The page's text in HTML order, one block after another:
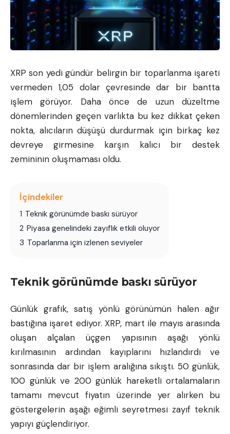
XRP son yedi gündür belirgin bir toparlanma işareti
vermeden 1,05 dolar çevresinde dar bir bantta
işlem görüyor. Daha önce de uzun düzeltme
dönemlerinden geçen varlıkta bu kez dikkat çeken
nokta, alıcıların düşüşü durdurmak için birkaç kez
devreye girmesine karşın kalıcı bir destek
zemininin oluşmaması oldu.
İçindekiler
1 Teknik görünümde baskı sürüyor
2 Piyasa genelindeki zayıflık etkili oluyor
3 Toparlanma için izlenen seviyeler
Teknik görünümde baskı sürüyor
Günlük grafik, satış yönlü görünümün halen ağır
bastığına işaret ediyor. XRP, mart ile mayıs arasında
oluşan alçalan üçgen yapısının aşağı yönlü
kırılmasının ardından kayıplarını hızlandırdı ve
sonrasında dar bir işlem aralığına sıkıştı. 50 günlük,
100 günlük ve 200 günlük hareketli ortalamaların
tamamı mevcut fiyatın üzerinde yer alırken bu
göstergelerin aşağı eğimli seyretmesi zayıf teknik
yapıyı güçlendiriyor.